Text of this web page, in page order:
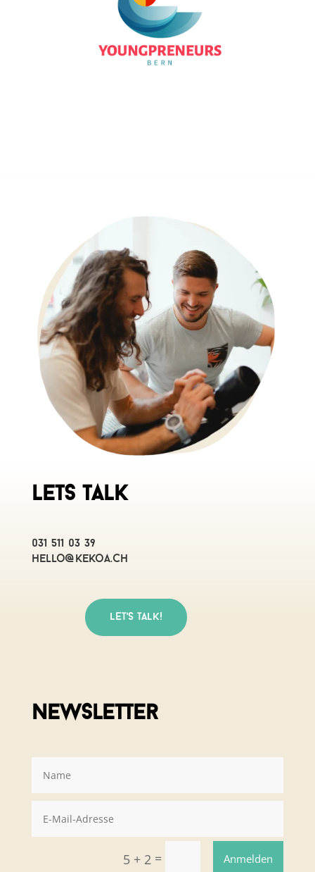
LETS TALK
031 511 03 39
hello@kekoa.ch
Let's talk!
Newsletter
5 + 2 = Anmelden